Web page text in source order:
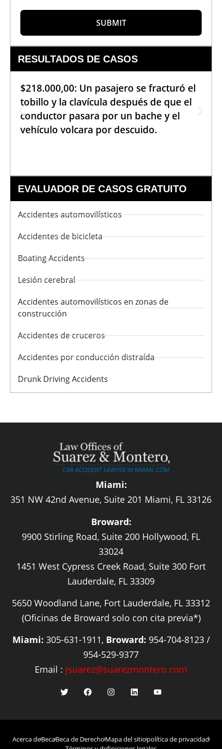
SUBMIT
RESULTADOS DE CASOS
$218.000,00: Un pasajero se fracturó el
tobillo y la clavícula después de que el
conductor pasara por un bache y el
vehículo volcara por descuido.
EVALUADOR DE CASOS GRATUITO
Accidentes automovilísticos
Accidentes de bicicleta
Boating Accidents
Lesión cerebral
Accidentes automovilísticos en zonas de
construcción
Accidentes de cruceros
Accidentes por conducción distraída
Drunk Driving Accidents
Miami:
351 NW 42nd Avenue, Suite 201 Miami, FL 33126
Broward:
9900 Stirling Road, Suite 200 Hollywood, FL
33024
1451 West Cypress Creek Road, Suite 300 Fort
Lauderdale, FL 33309
5650 Woodland Lane, Fort Lauderdale, FL 33312
(Oficinas de Broward solo con cita previa*)
Miami: 305-631-1911, Broward: 954-704-8123 /
954-529-9377
Email : jsuarez@suarezmontero.com
Acerca deBecaBeca de DerechoMapa del sitiopolítica de privacidad